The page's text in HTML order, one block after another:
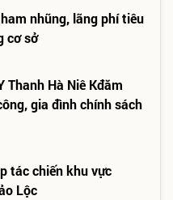
nhũng, lãng phí tiêu
cơ sở
Thanh Hà Niê Kđăm
gia đình chính sách
tác chiến khu vực
Lộc